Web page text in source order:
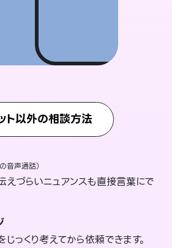
ト以外の相談方法
音声通話）
えづらいニュアンスも直接言葉にで
っくり考えてから依頼できます。